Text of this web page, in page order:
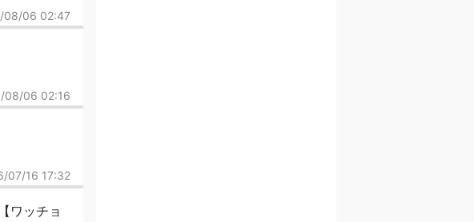
08/06 02:47
08/06 02:16
07/16 17:32
ワッチョ